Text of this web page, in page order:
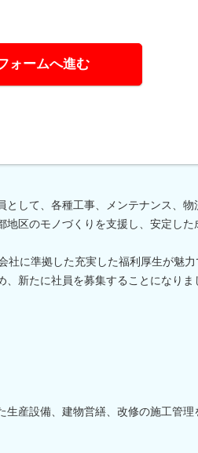
ォームへ進む
として、各種工事、メンテナンス、物
区のモノづくりを支援し、安定した
に準拠した充実した福利厚生が魅力
新たに社員を募集することになりま
産設備、建物営繕、改修の施工管理